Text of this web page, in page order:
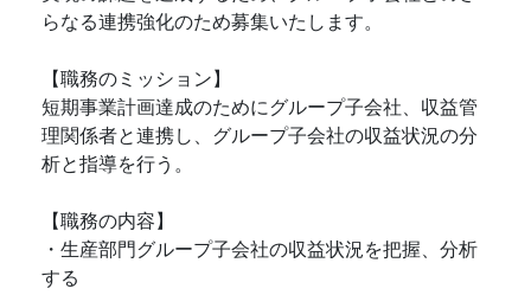
らなる連携強化のため募集いたします。
【職務のミッション】
短期事業計画達成のためにグループ子会社、収益管
理関係者と連携し、グループ子会社の収益状況の分
析と指導を行う。
【職務の内容】
・生産部門グループ子会社の収益状況を把握、分析
する